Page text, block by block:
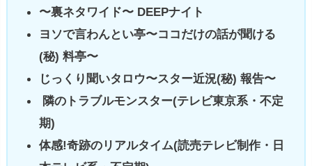
〜裏ネタワイド〜 DEEPナイト
ヨソで言わんとい亭〜ココだけの話が聞ける
(秘) 料亭〜
じっくり聞いタロウ〜スター近況(秘) 報告〜
隣のトラブルモンスター(テレビ東京系・不定
期)
体感!奇跡のリアルタイム(読売テレビ制作・日